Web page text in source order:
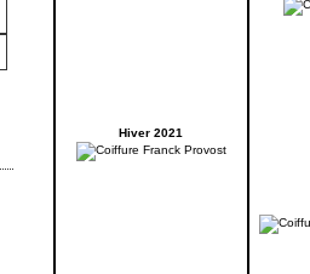
Hiver 2021